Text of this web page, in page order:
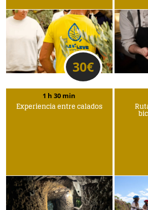
1 h 30 min
Experiencia entre calados
30€